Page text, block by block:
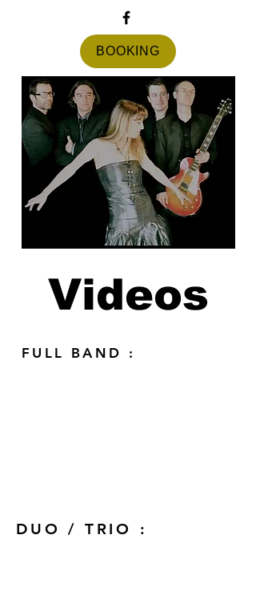
BOOKING
Videos
FULL BAND :
DUO / TRIO :